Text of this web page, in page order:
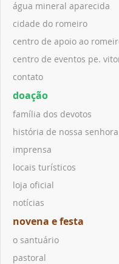
água mineral aparecida
cidade do romeiro
centro de apoio ao
centro de eventos pe.
contato
doação
família dos devotos
história de nossa senhora
imprensa
locais turísticos
loja oficial
notícias
novena e festa
o santuário
pastoral